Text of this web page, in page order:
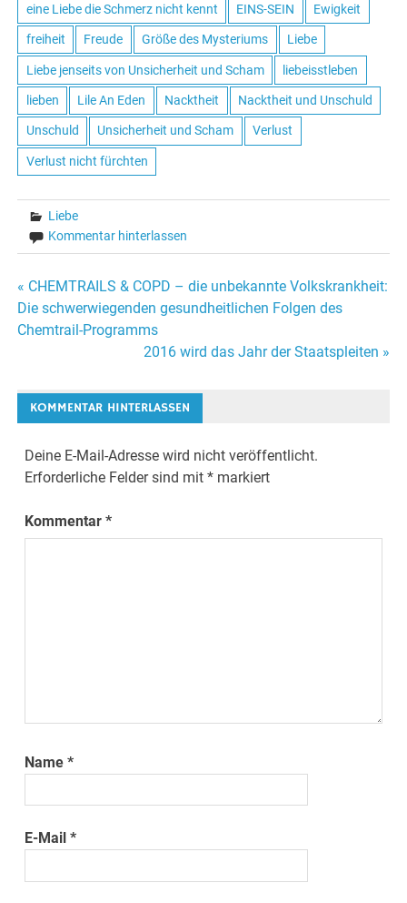
eine Liebe die Schmerz nicht kennt EINS-SEIN Ewigkeit
freiheit Freude Größe des Mysteriums Liebe
Liebe jenseits von Unsicherheit und Scham liebeisstleben
lieben Lile An Eden Nacktheit Nacktheit und Unschuld
Unschuld Unsicherheit und Scham Verlust
Verlust nicht fürchten
Liebe
Kommentar hinterlassen
Beitrags-
Navigation
« CHEMTRAILS & COPD – die unbekannte Volkskrankheit:
Die schwerwiegenden gesundheitlichen Folgen des
Chemtrail-Programms
2016 wird das Jahr der Staatspleiten »
KOMMENTAR HINTERLASSEN
Deine E-Mail-Adresse wird nicht veröffentlicht.
Erforderliche Felder sind mit* markiert
Kommentar*
Name*
E-Mail*